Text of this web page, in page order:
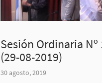
Sesión Ordinaria Nº
(29-08-2019)
30 agosto, 2019